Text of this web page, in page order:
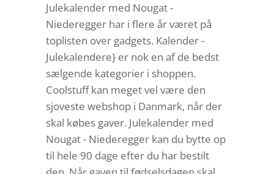
Julekalender med Nougat -
Niederegger har i flere år været på
toplisten over gadgets. Kalender -
Julekalendere} er nok en af de bedst
sælgende kategorier i shoppen.
Coolstuff kan meget vel være den
sjoveste webshop i Danmark, når der
skal købes gaver. Julekalender med
Nougat - Niederegger kan du bytte op
til hele 90 dage efter du har bestilt